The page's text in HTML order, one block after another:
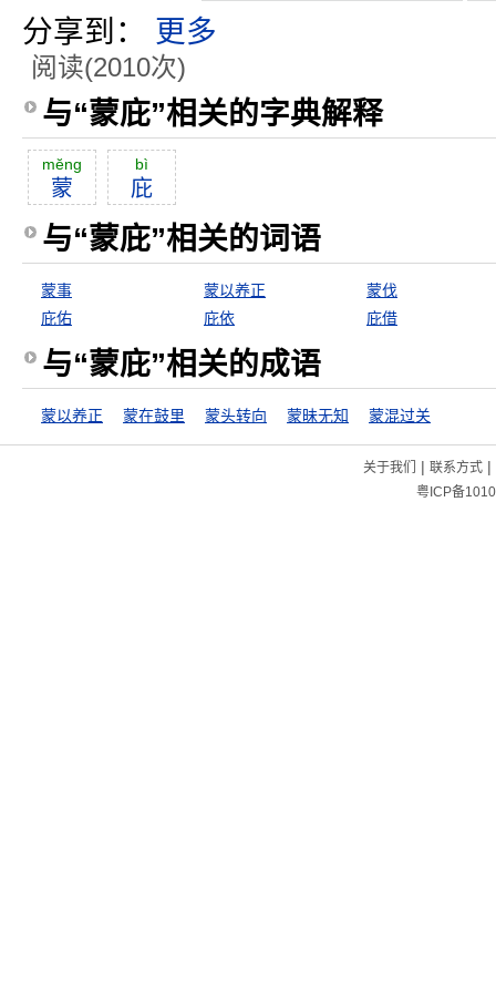
分享到： 更多
阅读(2010次)
与“蒙庇”相关的字典解释
mĕng
蒙
bì
庇
与“蒙庇”相关的词语
蒙事 蒙以养正
蒙伐
庇佑
庇依 庇借
与“蒙庇”相关的成语
蒙以养正 蒙在鼓里 蒙头转向 蒙昧无知 蒙混过关
关于我们 | 联系方式|
粤ICP备